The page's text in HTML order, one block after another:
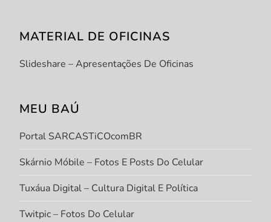
MATERIAL DE OFICINAS
Slideshare – Apresentações De Oficinas
MEU BAÚ
Portal SARCASTiCOcomBR
Skárnio Móbile – Fotos E Posts Do Celular
Tuxáua Digital – Cultura Digital E Política
Twitpic – Fotos Do Celular